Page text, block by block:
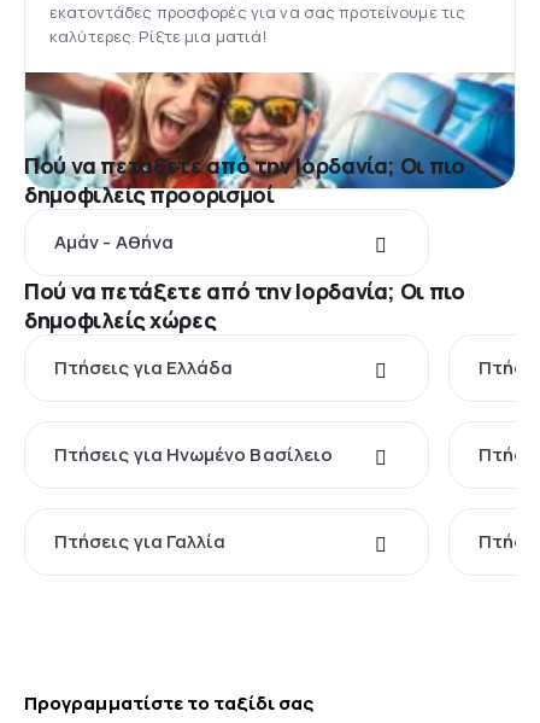
εκατοντάδες προσφορές για να σας προτείνουμε τις
καλύτερες. Ρίξτε μια ματιά!
Πού να πετάξετε από την Ιορδανία; Οι πιο
δημοφιλείς προορισμοί
Αμάν - Αθήνα
Πού να πετάξετε από την Ιορδανία; Οι πιο
δημοφιλείς χώρες
Πτήσεις για Ελλάδα
Πτήσεις για Ηνωμένο Βασίλειο
Πτήσεις για Γαλλία
Προγραμματίστε το ταξίδι σας